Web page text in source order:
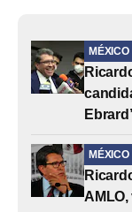
MÉXICO
MÉXICO